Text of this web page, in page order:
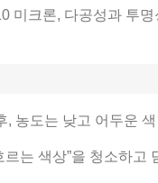
크론, 다공성과 투
농도는 낮고 어두운
는 색상”을 청소하고